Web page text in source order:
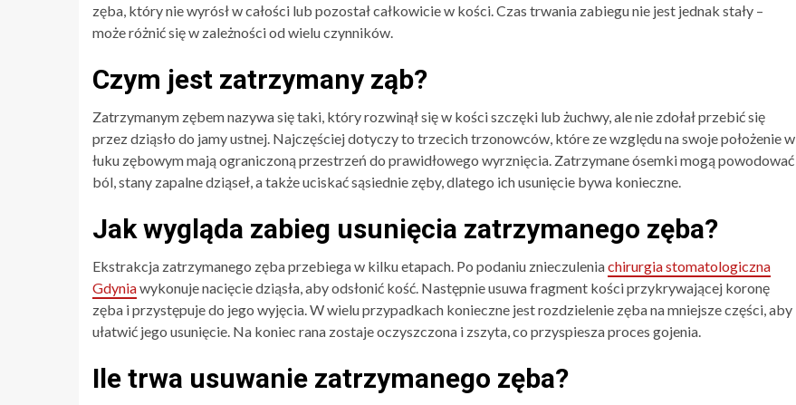
zęba, który nie wyrósł w całości lub pozostał całkowicie w kości. Czas trwania zabiegu nie jest jednak stały –
może różnić się w zależności od wielu czynników.
Czym jest zatrzymany ząb?
Zatrzymanym zębem nazywa się taki, który rozwinął się w kości szczęki lub żuchwy, ale nie zdołał przebić się
przez dziąsło do jamy ustnej. Najczęściej dotyczy to trzecich trzonowców, które ze względu na swoje położenie w
łuku zębowym mają ograniczoną przestrzeń do prawidłowego wyrznięcia. Zatrzymane ósemki mogą powodować
ból, stany zapalne dziąseł, a także uciskać sąsiednie zęby, dlatego ich usunięcie bywa konieczne.
Jak wygląda zabieg usunięcia zatrzymanego zęba?
Ekstrakcja zatrzymanego zęba przebiega w kilku etapach. Po podaniu znieczuleniachirurgia stomatologiczna
Gdyniawykonuje nacięcie dziąsła, aby odsłonić kość. Następnie usuwa fragment kości przykrywającej koronę
zęba i przystępuje do jego wyjęcia. W wielu przypadkach konieczne jest rozdzielenie zęba na mniejsze części, aby
ułatwić jego usunięcie. Na koniec rana zostaje oczyszczona i zszyta, co przyspiesza proces gojenia.
Ile trwa usuwanie zatrzymanego zęba?